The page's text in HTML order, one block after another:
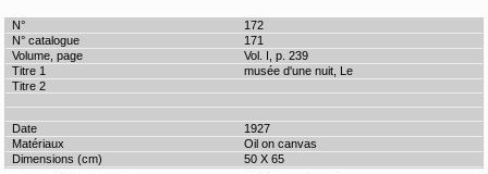
172
171
Vol. I, p. 239
musée d'une nuit, Le
1927
Oil on canvas
50 X 65